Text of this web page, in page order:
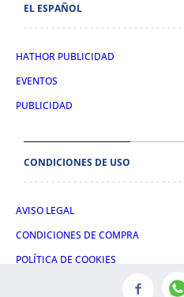
EL ESPAÑOL
HATHOR PUBLICIDAD
EVENTOS
PUBLICIDAD
CONDICIONES DE USO
AVISO LEGAL
CONDICIONES DE COMPRA
POLÍTICA DE COOKIES